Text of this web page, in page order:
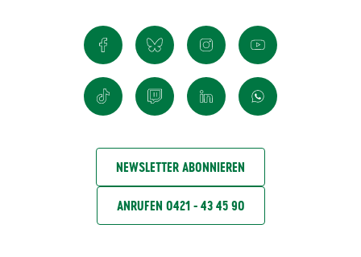
NEWSLETTER ABONNIEREN
ANRUFEN 0421 - 43 45 90